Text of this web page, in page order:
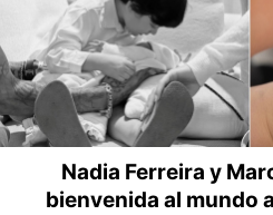
Nadia Ferreira y
bienvenida al mundo